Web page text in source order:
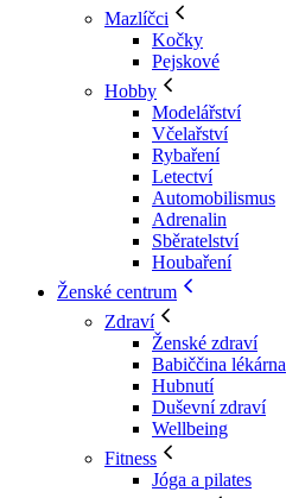
Mazlíčci
Kočky
Pejskové
Hobby
Modelářství
Včelařství
Rybaření
Letectví
Automobilismus
Adrenalin
Sběratelství
Houbaření
Ženské centrum
Zdraví
Ženské zdraví
Babiččina lékárna
Hubnutí
Duševní zdraví
Wellbeing
Fitness
Jóga a pilates